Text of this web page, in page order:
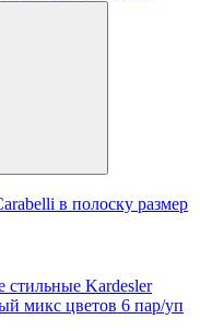
в полоску размер